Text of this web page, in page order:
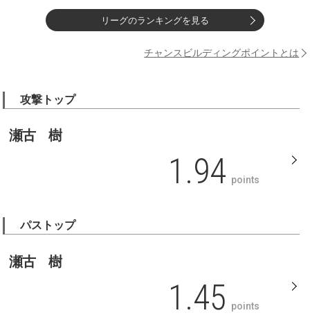
リーグのランキングを見る
チャンスビルディングポイントとは
攻撃トップ
瀬古 樹
1.94 points
パストップ
瀬古 樹
1.45 points